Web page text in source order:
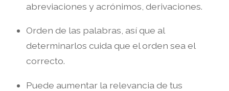
abreviaciones y acrónimos, derivaciones.
Orden de las palabras, así que al
determinarlos cuida que el orden sea el
correcto.
Puede aumentar la relevancia de tus